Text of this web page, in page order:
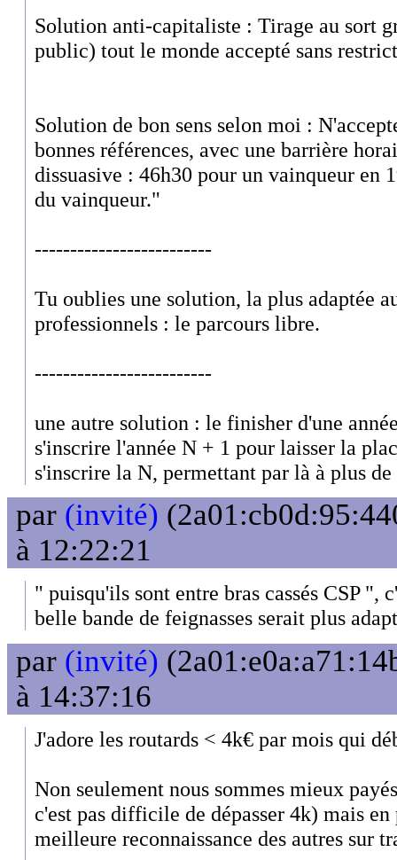
Solution anti-capitaliste : Tirage au sort
public) tout le monde accepté sans
Solution de bon sens selon moi :
bonnes références, avec une barrière
dissuasive : 46h30 pour un vainqueur en
du vainqueur."
-------------------------
Tu oublies une solution, la plus adaptée
professionnels : le parcours libre.
-------------------------
une autre solution : le finisher d'une
s'inscrire l'année N + 1 pour laisser la
s'inscrire la N, permettant par là à plus
par (invité)
à 12:22:21
" puisqu'ils sont entre bras cassés CSP ",
belle bande de feignasses serait plus
par (invité)
à 14:37:16
J'adore les routards < 4k€ par mois qui
Non seulement nous sommes mieux
c'est pas difficile de dépasser 4k) mais en
meilleure reconnaissance des autres sur